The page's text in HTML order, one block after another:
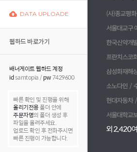
DATA UPLOADE
웹하드 바로가기
배너게이트 웹하드 계정
idsamtopia /pw7429600
빠른 확인 및 진행을 위해
올리기전용폴더 안에
주문자명의 폴더 생성 후
파일을 올려주세요.
업로드 확인 후 전화주시면
빠른 진행이 가능합니다.